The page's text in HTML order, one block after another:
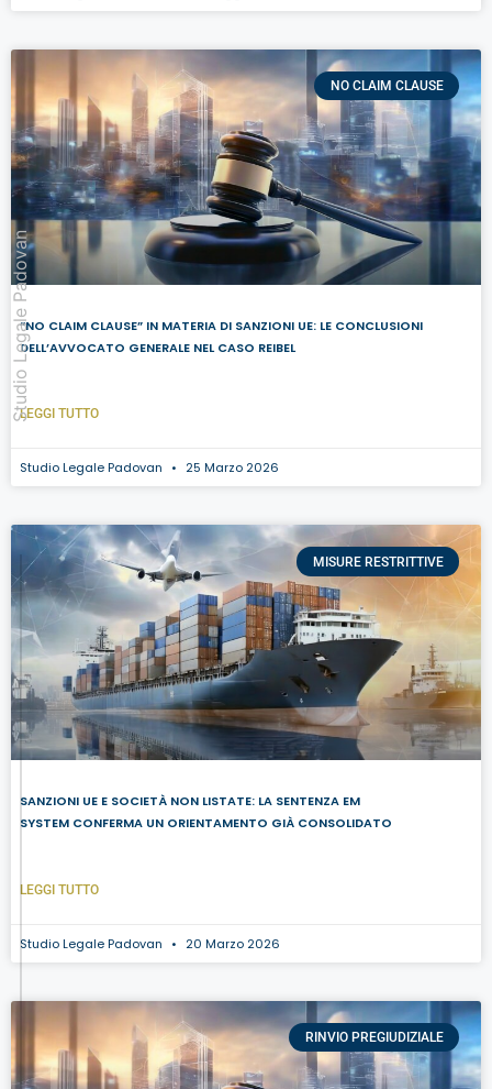
Studio Legale Padovan
NO CLAIM CLAUSE
“NO CLAIM CLAUSE” IN MATERIA DI SANZIONI UE: LE CONCLUSIONI
DELL’AVVOCATO GENERALE NEL CASO REIBEL
LEGGI TUTTO
Studio Legale Padovan 25 Marzo 2026
MISURE RESTRITTIVE
SANZIONI UE E SOCIETÀ NON LISTATE: LA SENTENZA EM
SYSTEM CONFERMA UN ORIENTAMENTO GIÀ CONSOLIDATO
LEGGI TUTTO
Studio Legale Padovan 20 Marzo 2026
RINVIO PREGIUDIZIALE